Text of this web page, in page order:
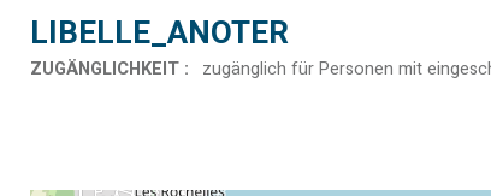
LIBELLE_ANOTER
ZUGÄNGLICHKEIT : zugänglich für Personen mit